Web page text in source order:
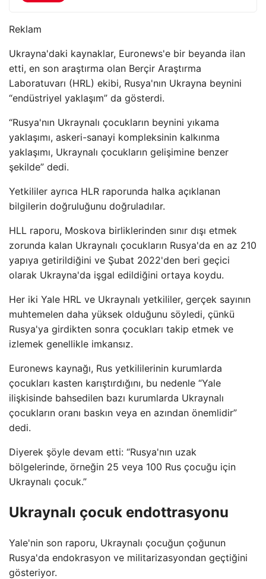
Reklam
Ukrayna'daki kaynaklar, Euronews'e bir beyanda ilan
etti, en son araştırma olan Berçir Araştırma
Laboratuvarı (HRL) ekibi, Rusya'nın Ukrayna beynini
“endüstriyel yaklaşım” da gösterdi.
“Rusya'nın Ukraynalı çocukların beynini yıkama
yaklaşımı, askeri-sanayi kompleksinin kalkınma
yaklaşımı, Ukraynalı çocukların gelişimine benzer
şekilde” dedi.
Yetkililer ayrıca HLR raporunda halka açıklanan
bilgilerin doğruluğunu doğruladılar.
HLL raporu, Moskova birliklerinden sınır dışı etmek
zorunda kalan Ukraynalı çocukların Rusya'da en az 210
yapıya getirildiğini ve Şubat 2022'den beri geçici
olarak Ukrayna'da işgal edildiğini ortaya koydu.
Her iki Yale HRL ve Ukraynalı yetkililer, gerçek sayının
muhtemelen daha yüksek olduğunu söyledi, çünkü
Rusya'ya girdikten sonra çocukları takip etmek ve
izlemek genellikle imkansız.
Euronews kaynağı, Rus yetkililerinin kurumlarda
çocukları kasten karıştırdığını, bu nedenle “Yale
ilişkisinde bahsedilen bazı kurumlarda Ukraynalı
çocukların oranı baskın veya en azından önemlidir”
dedi.
Diyerek şöyle devam etti: “Rusya'nın uzak
bölgelerinde, örneğin 25 veya 100 Rus çocuğu için
Ukraynalı çocuk.”
Ukraynalı çocuk endottrasyonu
Yale'nin son raporu, Ukraynalı çocuğun çoğunun
Rusya'da endokrasyon ve militarizasyondan geçtiğini
gösteriyor.